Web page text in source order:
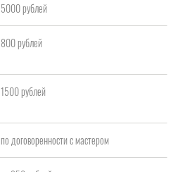
5000 рублей
800 рублей
1500 рублей
по договоренности с мастером